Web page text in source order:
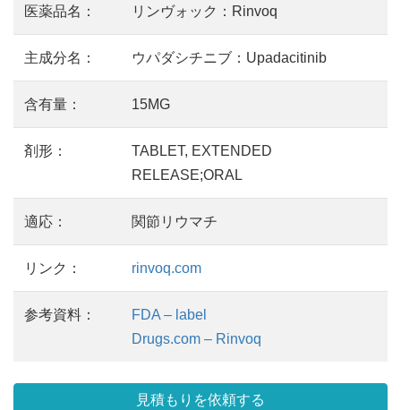
医薬品名： リンヴォック：Rinvoq
主成分名： ウパダシチニブ：Upadacitinib
含有量： 15MG
剤形：
TABLET, EXTENDED
RELEASE;ORAL
適応： 関節リウマチ
リンク： rinvoq.com
参考資料：
FDA – label
Drugs.com – Rinvoq
見積もりを依頼する